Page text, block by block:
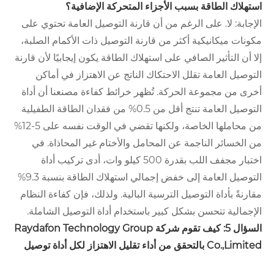
استهلاك الطاقة بسبب الأجزاء المتحركة الإضافية؟
الإجابة: لا. على الرغم من أن قارنة التوصيل العامة تحتوي على
مكونات ميكانيكية أكثر من قارنة التوصيل ذات الأكمام الصلبة،
إلا أن التأثير الصافي على استهلاك الطاقة يكون إيجابيًا لأن قارنة
التوصيل العامة تقلل الاحتكاك الناتج عن الاهتزاز في أماكن
أخرى من مجموعة الحركة. تُظهر خرائط كفاءة مصنعنا أن أداة
التوصيل العامة تنتج أقل من 0.5% من فقدان الطاقة الطفيلية
من محاملها الخاصة، ولكنها تقضي في الوقت نفسه على 5-12%
من الخسائر الناجمة عن المحامل والأختام غير المحاذاة. في
اختبار مجفف اللب بقدرة 500 كيلو وات، أدى تركيب أداة
التوصيل العامة إلى خفض إجمالي استهلاك الطاقة بنسبة 9.3%
مقارنةً بأداة التوصيل الترسية البالية. ولذلك، فإن كفاءة النظام
الإجمالية تتحسن بشكل كبير باستخدام أداة التوصيل الشاملة.
السؤال 5: كيف تقوم شركة Raydafon Technology Group
Co.,Limited بالتحقق من أداء تقليل الاهتزاز لكل أداة توصيل